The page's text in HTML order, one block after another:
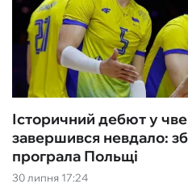
30 липня 17:24
Історичний дебют у
завершився невдало:
програла Польщі